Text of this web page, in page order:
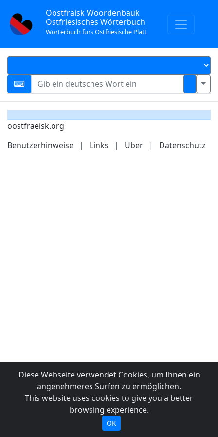
Oostfräisk Woordenbauk
Ostfriesisches Wörterbuch
Wörterbuch fürs Ostfriesische Platt
oostfraeisk.org
Benutzerhinweise
| Links | Über | Datenschutz
Diese Webseite verwendet Cookies, um Ihnen ein
angenehmeres Surfen zu ermöglichen.
This website uses cookies to give you a better
browsing experience.
OK